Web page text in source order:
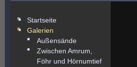
Startseite
Galerien
Außensände
Zwischen Amrum,
Föhr und Hörnumtief